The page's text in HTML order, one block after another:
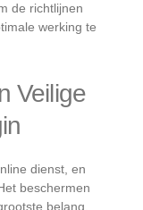
de richtlijnen
werking te
Veilige
dienst, en
beschermen
belang,